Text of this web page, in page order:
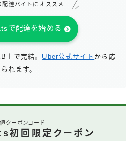
配達バイトにオススメ
で配達を始める
上で完結。 Uber公式サイト から応
れます。
クーポンコード
回限定クーポン